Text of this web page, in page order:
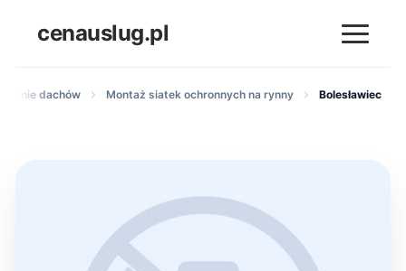
cenauslug.pl
dachów Montaż siatek ochronnych na rynny Bolesławiec